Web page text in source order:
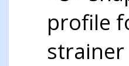
profile
strainer